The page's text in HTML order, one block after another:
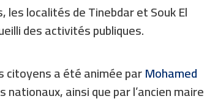
localités de Tinebdar et Souk El
des activités publiques.
citoyens a été animée parMohamed
ainsi que par l’ancien maire